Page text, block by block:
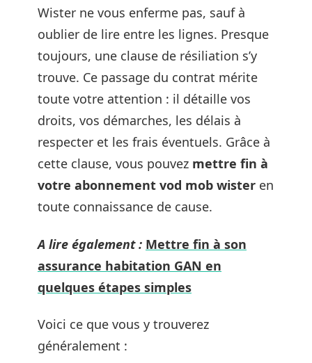
Wister ne vous enferme pas, sauf à
oublier de lire entre les lignes. Presque
toujours, une clause de résiliation s’y
trouve. Ce passage du contrat mérite
toute votre attention : il détaille vos
droits, vos démarches, les délais à
respecter et les frais éventuels. Grâce à
cette clause, vous pouvez mettre fin à
votre abonnement vod mob wister en
toute connaissance de cause.
A lire également : Mettre fin à son
assurance habitation GAN en
quelques étapes simples
Voici ce que vous y trouverez
généralement :